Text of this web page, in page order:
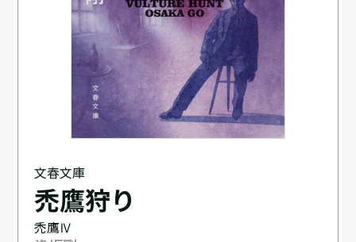
文春文庫
禿鷹狩り
禿鷹Ⅳ